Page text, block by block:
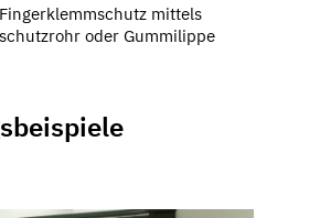
mittels
oder Gummilippe